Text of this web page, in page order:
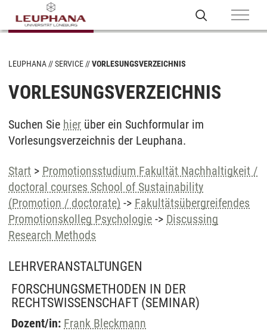
LEUPHANA SERVICE VORLESUNGSVERZEICHNIS
VORLESUNGSVERZEICHNIS
Suchen Sie hier über ein Suchformular im
Vorlesungsverzeichnis der Leuphana.
Start > Promotionsstudium Fakultät Nachhaltigkeit /
doctoral courses School of Sustainability
(Promotion / doctorate) -> Fakultätsübergreifendes
Promotionskolleg Psychologie -> Discussing
Research Methods
LEHRVERANSTALTUNGEN
FORSCHUNGSMETHODEN IN DER
RECHTSWISSENSCHAFT (SEMINAR)
Dozent/in: Frank Bleckmann